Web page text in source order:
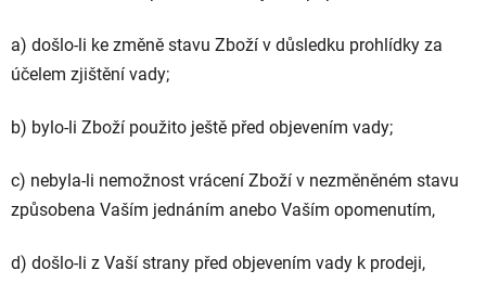
a) došlo-li ke změně stavu Zboží v důsledku prohlídky za
účelem zjištění vady;
b) bylo-li Zboží použito ještě před objevením vady;
c) nebyla-li nemožnost vrácení Zboží v nezměněném stavu
způsobena Vaším jednáním anebo Vaším opomenutím,
d) došlo-li z Vaší strany před objevením vady k prodeji,